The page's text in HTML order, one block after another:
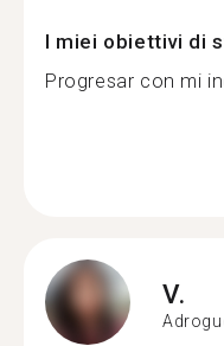
I miei obiettivi di
Progresar con mi
V.